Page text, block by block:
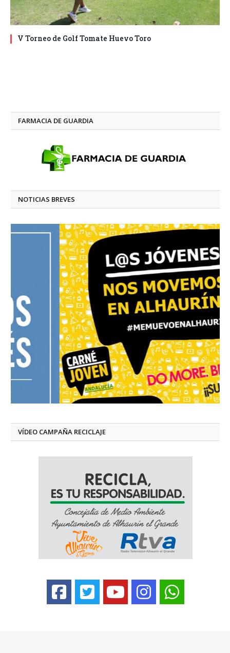
V Torneo de Golf Tomate Huevo Toro
FARMACIA DE GUARDIA
NOTICIAS BREVES
VÍDEO CAMPAÑA RECICLAJE